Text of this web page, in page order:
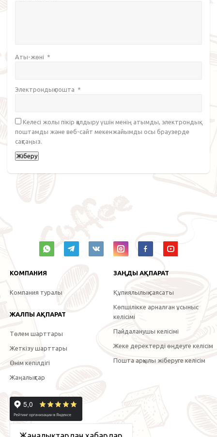
Аты-жөні *
Электрондық пошта *
Келесі жолы пікір қалдыру үшін менің атымды, электрондық
поштамды және веб-сайт мекенжайымды осы браузерде
сақтаңыз.
КОМПАНИЯ
Компания туралы
ЖАЛПЫ АҚПАРАТ
Төлем шарттары
Жеткізу шарттары
Өнім кепілдігі
Жаңалықтар
ЗАҢДЫ АҚПАРАТ
Құпиялылық саясаты
Көпшілікке арналған ұсыныс
келісімі
Пайдаланушы келісімі
Жеке деректерді өңдеуге келісім
Пошта арқылы жіберуге келісім
Жаңалықтардан хабардар